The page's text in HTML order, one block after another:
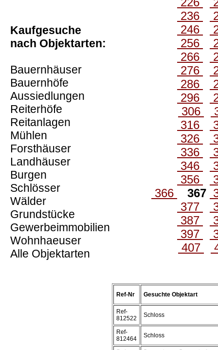
Kaufgesuche
nach Objektarten:
Bauernhäuser
Bauernhöfe
Aussiedlungen
Reiterhöfe
Reitanlagen
Mühlen
Forsthäuser
Landhäuser
Burgen
Schlösser
Wälder
Grundstücke
Gewerbeimmobilien
Wohnhaeuser
Alle Objektarten
236
246
256
266
276
286
296
306
316
326
336
346
356
366
367
377
387
397
407
Ref-Nr Gesuchte Objektart
Ref-
812522
Schloss
Ref-
812464
Schloss